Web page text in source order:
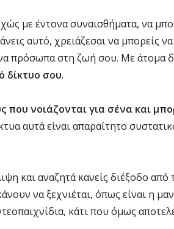
με έντονα συναισθήματα, να
αυτό, χρειάζεσαι να μπορείς
πρόσωπα στη ζωή σου. Με άτομα
δίκτυο σου.
που νοιάζονται για σένα και
αυτά είναι απαραίτητο
και αναζητά κανείς διέξοδο
να ξεχνιέται, όπως είναι η
κάτι που όμως